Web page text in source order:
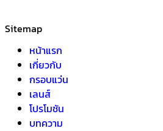
Sitemap
หน้าแรก
เกี่ยวกับ
กรอบแว่น
เลนส์
โปรโมชัน
บทความ